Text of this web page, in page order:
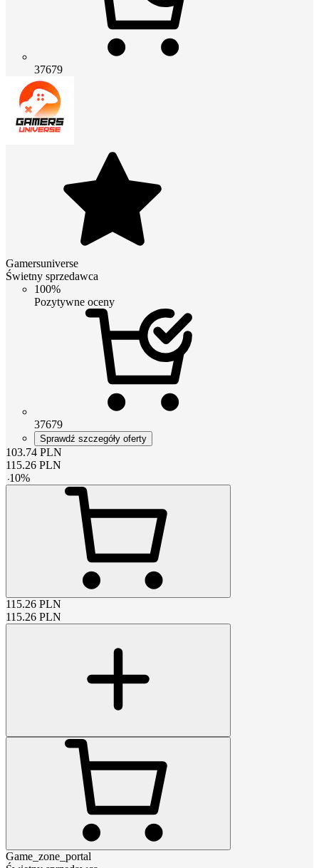
37679
Gamersuniverse
Świetny sprzedawca
100%
Pozytywne oceny
37679
Sprawdź szczegóły oferty
103.74 PLN
115.26 PLN
-10%
115.26 PLN
115.26 PLN
Game_zone_portal